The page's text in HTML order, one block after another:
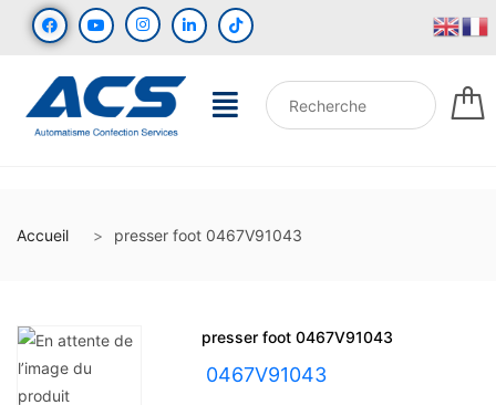
Accueil presser foot 0467V91043
presser foot 0467V91043
0467V91043